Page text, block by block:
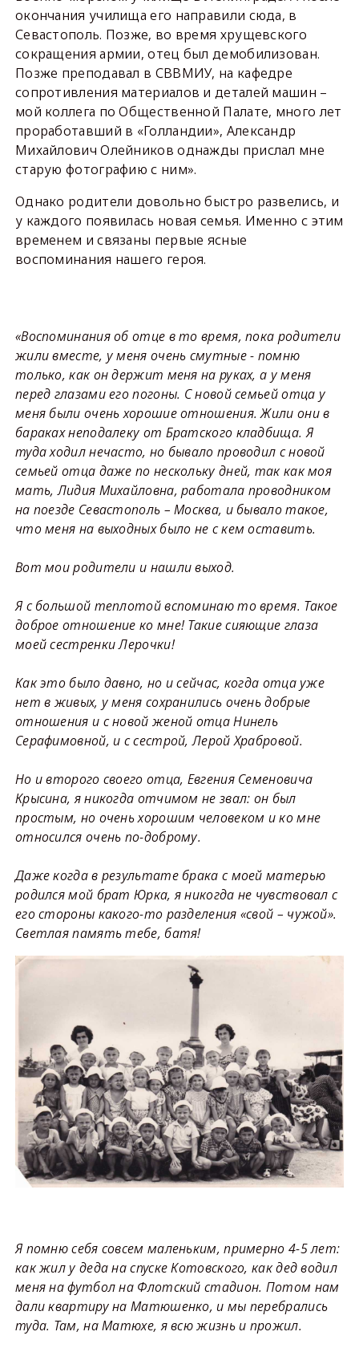
окончания училища его направили сюда, в
Севастополь. Позже, во время хрущевского
сокращения армии, отец был демобилизован.
Позже преподавал в СВВМИУ, на кафедре
сопротивления материалов и деталей машин –
мой коллега по Общественной Палате, много лет
проработавший в «Голландии», Александр
Михайлович Олейников однажды прислал мне
старую фотографию с ним».
Однако родители довольно быстро развелись, и
у каждого появилась новая семья. Именно с этим
временем и связаны первые ясные
воспоминания нашего героя.
«Воспоминания об отце в то время, пока родители
жили вместе, у меня очень смутные - помню
только, как он держит меня на руках, а у меня
перед глазами его погоны. С новой семьей отца у
меня были очень хорошие отношения. Жили они в
бараках неподалеку от Братского кладбища. Я
туда ходил нечасто, но бывало проводил с новой
семьей отца даже по нескольку дней, так как моя
мать, Лидия Михайловна, работала проводником
на поезде Севастополь – Москва, и бывало такое,
что меня на выходных было не с кем оставить.
Вот мои родители и нашли выход.
Я с большой теплотой вспоминаю то время. Такое
доброе отношение ко мне! Такие сияющие глаза
моей сестренки Лерочки!
Как это было давно, но и сейчас, когда отца уже
нет в живых, у меня сохранились очень добрые
отношения и с новой женой отца Нинель
Серафимовной, и с сестрой, Лерой Храбровой.
Но и второго своего отца, Евгения Семеновича
Крысина, я никогда отчимом не звал: он был
простым, но очень хорошим человеком и ко мне
относился очень по-доброму.
Даже когда в результате брака с моей матерью
родился мой брат Юрка, я никогда не чувствовал с
его стороны какого-то разделения «свой – чужой».
Светлая память тебе, батя!
Я помню себя совсем маленьким, примерно 4-5 лет:
как жил у деда на спуске Котовского, как дед водил
меня на футбол на Флотский стадион. Потом нам
дали квартиру на Матюшенко, и мы перебрались
туда. Там, на Матюхе, я всю жизнь и прожил.